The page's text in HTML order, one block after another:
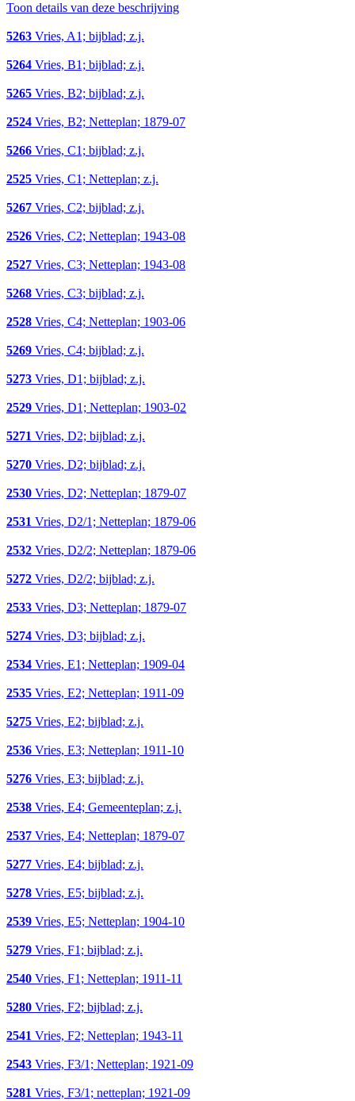
Toon details van deze beschrijving
5263 Vries, A1; bijblad; z.j.
5264 Vries, B1; bijblad; z.j.
5265 Vries, B2; bijblad; z.j.
2524 Vries, B2; Netteplan; 1879-07
5266 Vries, C1; bijblad; z.j.
2525 Vries, C1; Netteplan; z.j.
5267 Vries, C2; bijblad; z.j.
2526 Vries, C2; Netteplan; 1943-08
2527 Vries, C3; Netteplan; 1943-08
5268 Vries, C3; bijblad; z.j.
2528 Vries, C4; Netteplan; 1903-06
5269 Vries, C4; bijblad; z.j.
5273 Vries, D1; bijblad; z.j.
2529 Vries, D1; Netteplan; 1903-02
5271 Vries, D2; bijblad; z.j.
5270 Vries, D2; bijblad; z.j.
2530 Vries, D2; Netteplan; 1879-07
2531 Vries, D2/1; Netteplan; 1879-06
2532 Vries, D2/2; Netteplan; 1879-06
5272 Vries, D2/2; bijblad; z.j.
2533 Vries, D3; Netteplan; 1879-07
5274 Vries, D3; bijblad; z.j.
2534 Vries, E1; Netteplan; 1909-04
2535 Vries, E2; Netteplan; 1911-09
5275 Vries, E2; bijblad; z.j.
2536 Vries, E3; Netteplan; 1911-10
5276 Vries, E3; bijblad; z.j.
2538 Vries, E4; Gemeenteplan; z.j.
2537 Vries, E4; Netteplan; 1879-07
5277 Vries, E4; bijblad; z.j.
5278 Vries, E5; bijblad; z.j.
2539 Vries, E5; Netteplan; 1904-10
5279 Vries, F1; bijblad; z.j.
2540 Vries, F1; Netteplan; 1911-11
5280 Vries, F2; bijblad; z.j.
2541 Vries, F2; Netteplan; 1943-11
2543 Vries, F3/1; Netteplan; 1921-09
5281 Vries, F3/1; netteplan; 1921-09